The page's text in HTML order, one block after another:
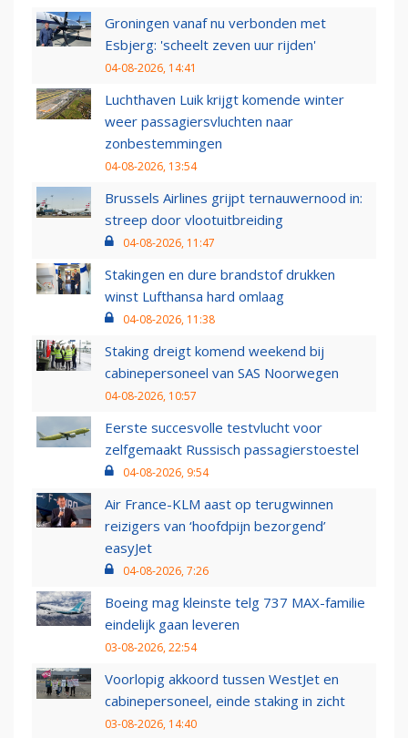
Groningen vanaf nu verbonden met
Esbjerg: 'scheelt zeven uur rijden'
04-08-2026, 14:41
Luchthaven Luik krijgt komende winter
weer passagiersvluchten naar
zonbestemmingen
04-08-2026, 13:54
Brussels Airlines grijpt ternauwernood in:
streep door vlootuitbreiding
04-08-2026, 11:47
Stakingen en dure brandstof drukken
winst Lufthansa hard omlaag
04-08-2026, 11:38
Staking dreigt komend weekend bij
cabinepersoneel van SAS Noorwegen
04-08-2026, 10:57
Eerste succesvolle testvlucht voor
zelfgemaakt Russisch passagierstoestel
04-08-2026, 9:54
Air France-KLM aast op terugwinnen
reizigers van ‘hoofdpijn bezorgend’
easyJet
04-08-2026, 7:26
Boeing mag kleinste telg 737 MAX-familie
eindelijk gaan leveren
03-08-2026, 22:54
Voorlopig akkoord tussen WestJet en
cabinepersoneel, einde staking in zicht
03-08-2026, 14:40